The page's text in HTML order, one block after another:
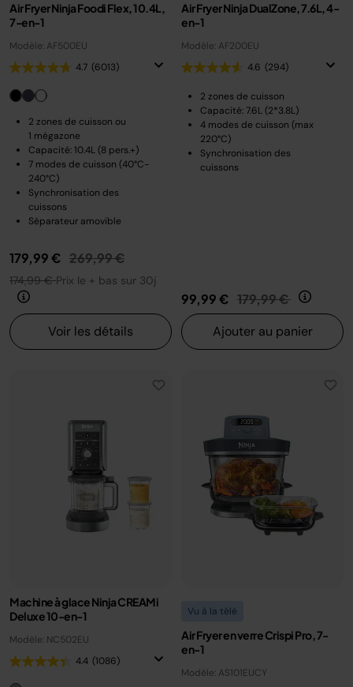
Air Fryer Ninja Foodi Flex, 10.4L,
7-en-1
Modèle: AF500EU
4.7 (6013)
2 zones de cuisson ou
1 mégazone
Capacité: 10.4L (8 pers.+)
7 modes de cuisson (40°C-
240°C)
Synchronisation des
cuissons
Séparateur amovible
179,99 € Prix réduit de
269,99 €au
174,99 €Prix le + bas sur 30j
Voir les détails
Air Fryer Ninja DualZone, 7.6L, 4-
en-1
Modèle: AF200EU
4.6 (294)
2 zones de cuisson
Capacité: 7.6L (2*3.8L)
4 modes de cuisson (max
220°C)
Synchronisation des
cuissons
99,99 € Prix réduit de
179,99 € au
Ajouter au panier
Machine à glace Ninja CREAMi
Deluxe 10-en-1
Modèle: NC502EU
4.4 (1086)
Vu à la télé
Air Fryer en verre Crispi Pro, 7-
en-1
Modèle: AS101EUCY